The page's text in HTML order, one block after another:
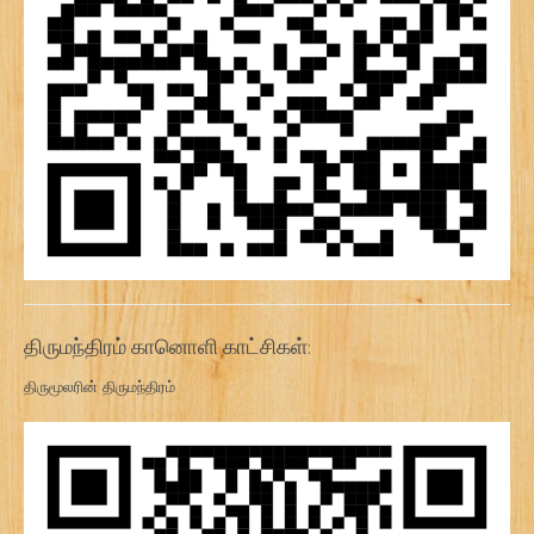
திருமந்திரம் கானொளி காட்சிகள்:
திருமூலரின் திருமந்திரம்